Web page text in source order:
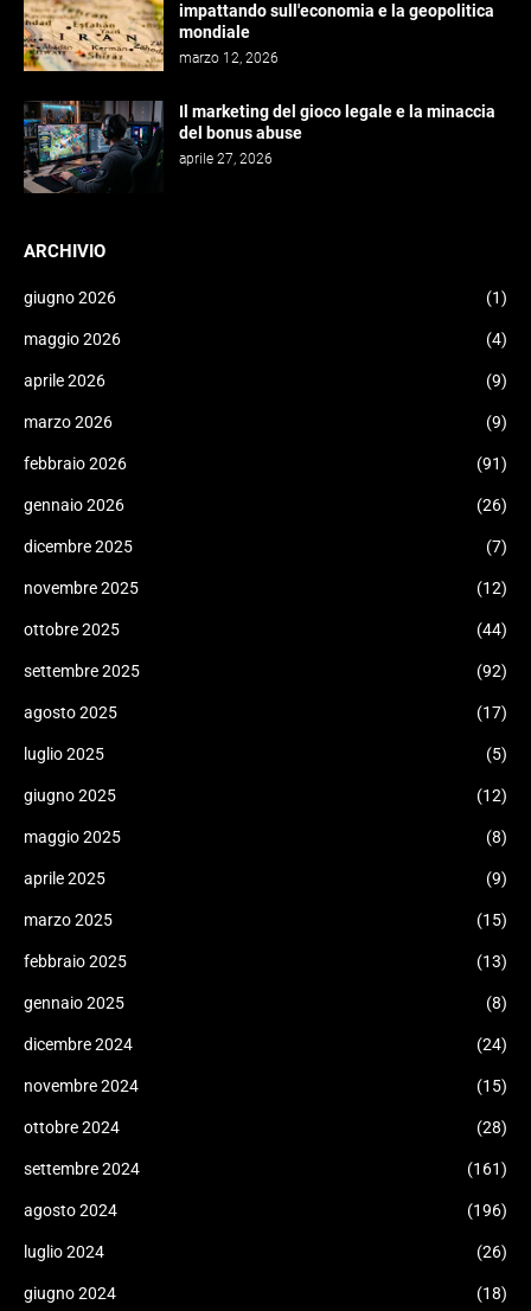
impattando sull'economia e la geopolitica
mondiale
marzo 12, 2026
Il marketing del gioco legale e la minaccia
del bonus abuse
aprile 27, 2026
ARCHIVIO
giugno 2026 (1)
maggio 2026 (4)
aprile 2026 (9)
marzo 2026 (9)
febbraio 2026 (91)
gennaio 2026 (26)
dicembre 2025 (7)
novembre 2025 (12)
ottobre 2025 (44)
settembre 2025 (92)
agosto 2025 (17)
luglio 2025 (5)
giugno 2025 (12)
maggio 2025 (8)
aprile 2025 (9)
marzo 2025 (15)
febbraio 2025 (13)
gennaio 2025 (8)
dicembre 2024 (24)
novembre 2024 (15)
ottobre 2024 (28)
settembre 2024 (161)
agosto 2024 (196)
luglio 2024 (26)
giugno 2024 (18)